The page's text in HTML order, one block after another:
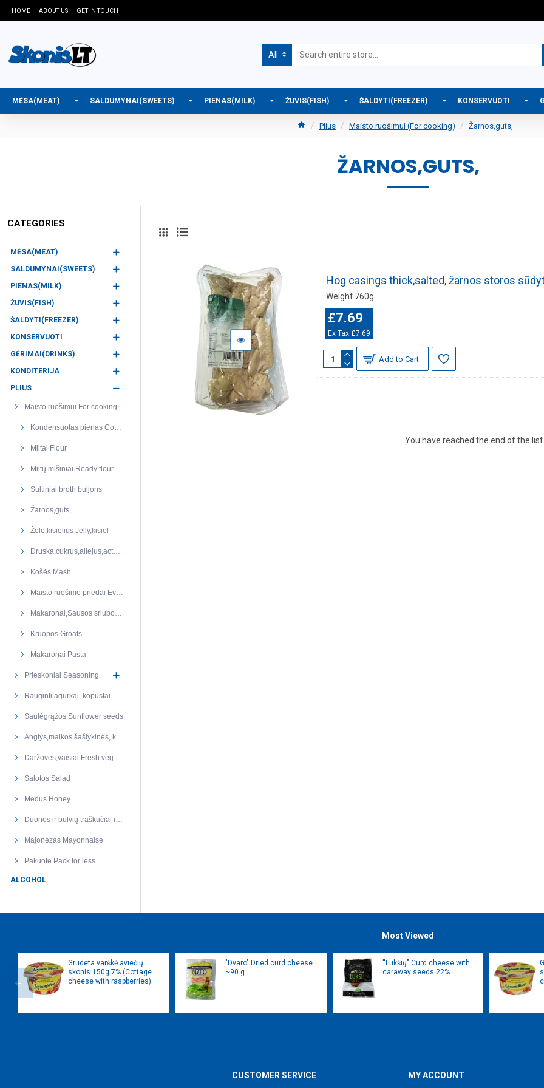
HOME ABOUT US GET IN TOUCH
All
MĖSA(MEAT) SALDUMYNAI(SWEETS) PIENAS(MILK) ŽUVIS(FISH) ŠALDYTI(FREEZER) KONSERVUOTI
Plius Maisto ruošimui (For cooking) Žarnos,guts,
ŽARNOS,GUTS,
CATEGORIES
MĖSA(MEAT)
SALDUMYNAI(SWEETS)
PIENAS(MILK)
ŽUVIS(FISH)
ŠALDYTI(FREEZER)
KONSERVUOTI
GĖRIMAI(DRINKS)
KONDITERIJA
PLIUS
Maisto ruošimui For cooking
Kondensuotas pienas Condensed milk
Miltai Flour
Miltų mišiniai Ready flour mixes
Sultiniai broth buljons
Žarnos,guts,
Želė,kisielius Jelly,kisiel
Druska,cukrus,aliejus,actas Salt, sugar, oil, ocet
Košės Mash
Maisto ruošimo priedai Everything for cooking
Makaronai,Sausos sriubos Pasta,dry soups
Kruopos Groats
Makaronai Pasta
Prieskoniai Seasoning
Rauginti agurkai, kopūstai Sauerkraut
Saulėgrąžos Sunflower seeds
Anglys,malkos,šašlykinės, keptuvės BBQ
Daržovės,vaisiai Fresh vegetables fruits
Salotos Salad
Medus Honey
Duonos ir bulvių traškučiai ir trapučiai Crisps and crackers
Majonezas Mayonnaise
Pakuotė Pack for less
ALCOHOL
Hog casings thick,salted, žarnos storos
Weight 760g..
£7.69
Ex Tax:£7.69
Add to Cart
You have reached the end of the list.
Most Viewed
Grudeta varškė aviečių
skonis 150g 7% (Cottage
cheese with raspberries)
"Dvaro" Dried curd cheese
~90 g
''Lukšių" Curd cheese with
caraway seeds 22%
CUSTOMER SERVICE MY ACCOUNT